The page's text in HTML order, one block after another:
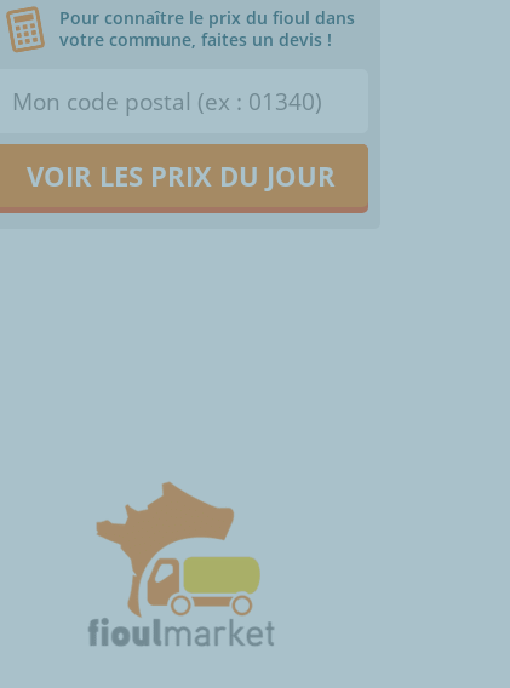
Pour connaître le prix du fioul dans
votre commune, faites un devis !
VOIR LES PRIX DU JOUR